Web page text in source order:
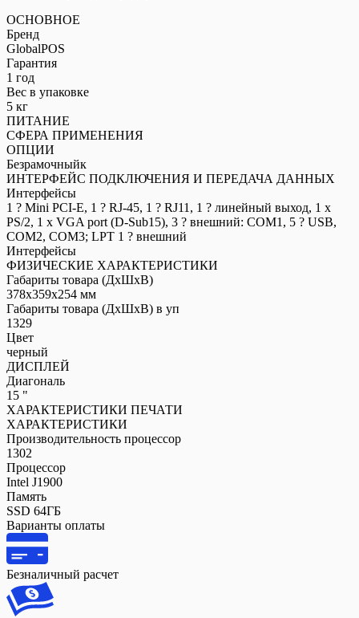
ОСНОВНОЕ
Бренд
GlobalPOS
Гарантия
1 год
Вес в упаковке
5 кг
ПИТАНИЕ
СФЕРА ПРИМЕНЕНИЯ
ОПЦИИ
Безрамочныйк
ИНТЕРФЕЙС ПОДКЛЮЧЕНИЯ И ПЕРЕДАЧА ДАННЫХ
Интерфейсы
1 ? Mini PCI-E, 1 ? RJ-45, 1 ? RJ11, 1 ? линейный выход, 1 x
PS/2, 1 x VGA port (D-Sub15), 3 ? внешний: COM1, 5 ? USB,
COM2, COM3; LPT 1 ? внешний
Интерфейсы
ФИЗИЧЕСКИЕ ХАРАКТЕРИСТИКИ
Габариты товара (ДxШxВ)
378x359x254 мм
Габариты товара (ДxШxВ) в уп
1329
Цвет
черный
ДИСПЛЕЙ
Диагональ
15 "
ХАРАКТЕРИСТИКИ ПЕЧАТИ
ХАРАКТЕРИСТИКИ
Производительность процессор
1302
Процессор
Intel J1900
Память
SSD 64ГБ
Варианты оплаты
Безналичный расчет